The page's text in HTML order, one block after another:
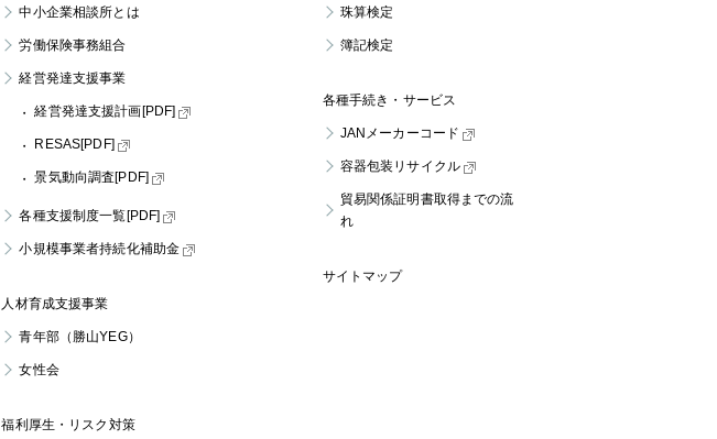
中小企業相談所とは
労働保険事務組合
経営発達支援事業
経営発達支援計画[PDF]
RESAS[PDF]
景気動向調査[PDF]
各種支援制度一覧[PDF]
小規模事業者持続化補助金
人材育成支援事業
青年部（勝山YEG）
女性会
福利厚生・リスク対策
珠算検定
簿記検定
各種手続き・サービス
JANメーカーコード
容器包装リサイクル
貿易関係証明書取得までの流
れ
サイトマップ